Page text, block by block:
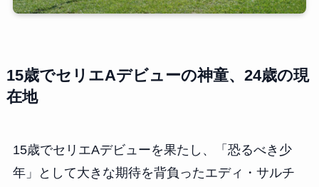
15歳でセリエAデビューの神童、24歳の現
在地
15歳でセリエAデビューを果たし、「恐るべき少
年」として大きな期待を背負ったエディ・サルチ